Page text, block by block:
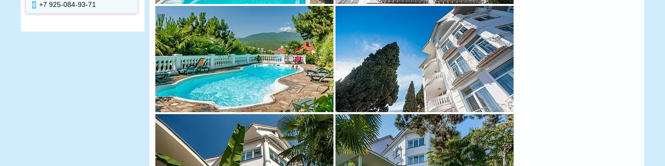
+7 925-084-93-71
+7 925-084-93-70
+7 925-903-05-93